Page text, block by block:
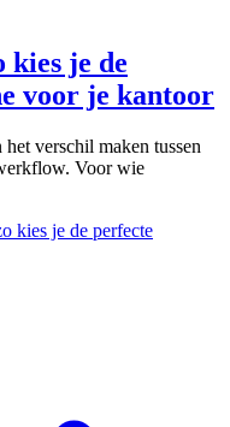
kies je de
voor je kantoor
verschil maken tussen
Voor wie
kies je de perfecte